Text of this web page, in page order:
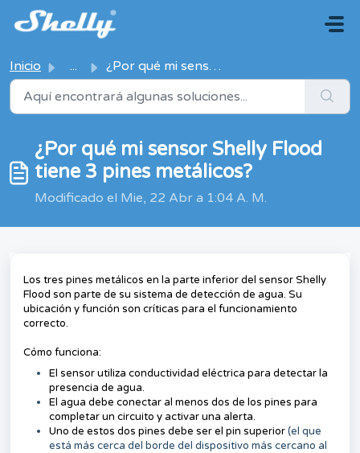
Saltar al contenido principal
Inicio ... ¿Por qué mi sensor Shelly Flood tiene 3 pines metálicos?
¿Por qué mi sensor Shelly Flood
tiene 3 pines metálicos?
Modificado el Mie, 22 Abr a 1:04 A. M.
Los tres pines metálicos en la parte inferior del sensor Shelly
Flood son parte de su sistema de detección de agua. Su
ubicación y función son críticas para el funcionamiento
correcto.
Cómo funciona:
El sensor utiliza conductividad eléctrica para detectar la
presencia de agua.
El agua debe conectar al menos dos de los pines para
completar un circuito y activar una alerta.
Uno de estos dos pines debe ser el pin superior(el que
está más cerca del borde del dispositivo más cercano al